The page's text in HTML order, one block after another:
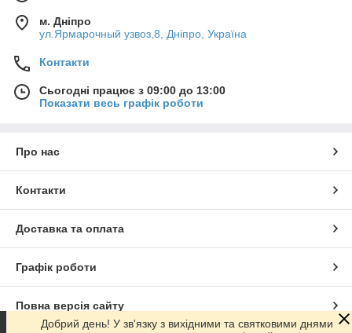
м. Дніпро
ул.Ярмарочный узвоз,8, Дніпро, Україна
Контакти
Сьогодні працює з 09:00 до 13:00
Показати весь графік роботи
Про нас
Контакти
Доставка та оплата
Графік роботи
Повна версія сайту
Добрий день! У зв'язку з вихідними та святковими днями